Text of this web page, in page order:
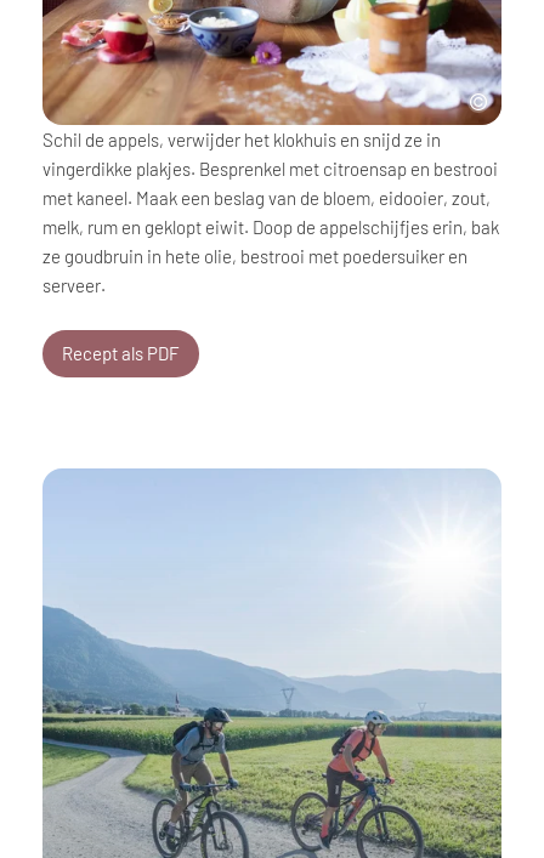
Schil de appels, verwijder het klokhuis en snijd ze in
vingerdikke plakjes. Besprenkel met citroensap en bestrooi
met kaneel. Maak een beslag van de bloem, eidooier, zout,
melk, rum en geklopt eiwit. Doop de appelschijfjes erin, bak
ze goudbruin in hete olie, bestrooi met poedersuiker en
serveer.
Recept als PDF